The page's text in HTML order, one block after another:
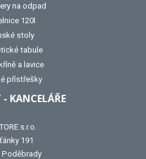
na odpad
120l
stoly
tabule
a lavice
přístřešky
KANCELÁŘE
s.r.o.
191
Poděbrady